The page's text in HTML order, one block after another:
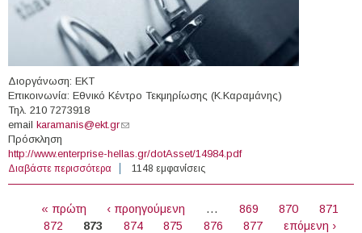
Διοργάνωση: ΕΚΤ
Επικοινωνία: Εθνικό Κέντρο Τεκμηρίωσης (Κ.Καραμάνης)
Τηλ. 210 7273918
email karamanis@ekt.gr(link sends e-mail)
Πρόσκληση
http://www.enterprise-hellas.gr/dotAsset/14984.pdf
Διαβάστε περισσότερα για 03-04/09/2012 - Διεθνές Forum συναντήσεων: “East
meets West 2012” (Κύπρος, Λευκωσία)
1148 εμφανίσεις
« πρώτη ‹ προηγούμενη … 869 870
871
872
873 874 875 876 877
επόμενη ›